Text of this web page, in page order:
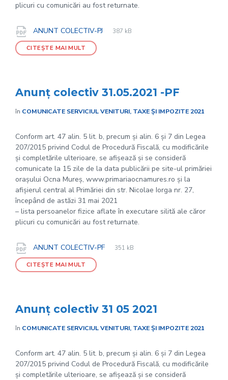
plicuri cu comunicări au fost returnate.
Documente
ANUNT COLECTIV-PJ
File
pdf
File
387 kB
CITEȘTE MAI MULT
Anunț colectiv 31.05.2021 -PF
în COMUNICATE SERVICIUL VENITURI, TAXE ȘI IMPOZITE 2021
Conform art. 47 alin. 5 lit. b, precum și alin. 6 și 7 din Legea
207/2015 privind Codul de Procedură Fiscală, cu modificările
și completările ulterioare, se afișează și se consideră
comunicate la 15 zile de la data publicării pe site-ul primăriei
orașului Ocna Mureș, www.primariaocnamures.ro și la
afișierul central al Primăriei din str. Nicolae Iorga nr. 27,
începând de astăzi 31 mai 2021
– lista persoanelor fizice aflate în executare silită ale căror
plicuri cu comunicări au fost returnate.
Documente
ANUNT COLECTIV-PF
File
pdf
File
351 kB
CITEȘTE MAI MULT
Anunț colectiv 31 05 2021
în COMUNICATE SERVICIUL VENITURI, TAXE ȘI IMPOZITE 2021
Conform art. 47 alin. 5 lit. b, precum și alin. 6 și 7 din Legea
207/2015 privind Codul de Procedură Fiscală, cu modificările
și completările ulterioare, se afișează și se consideră